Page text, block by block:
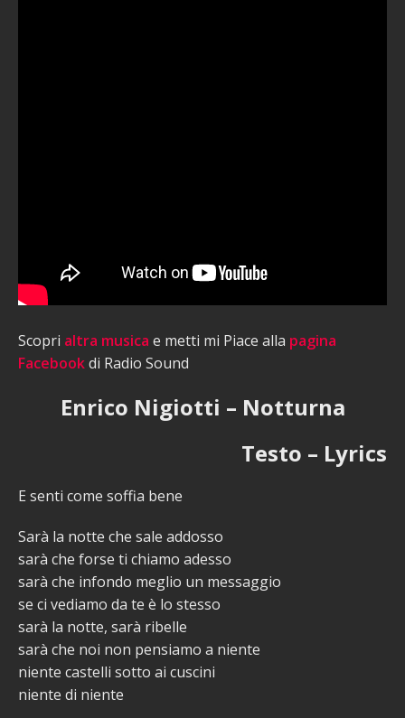
Scopri altra musica e metti mi Piace alla pagina
Facebookdi Radio Sound
Enrico Nigiotti – Notturna
Testo – Lyrics
E senti come soffia bene
Sarà la notte che sale addosso
sarà che forse ti chiamo adesso
sarà che infondo meglio un messaggio
se ci vediamo da te è lo stesso
sarà la notte, sarà ribelle
sarà che noi non pensiamo a niente
niente castelli sotto ai cuscini
niente di niente